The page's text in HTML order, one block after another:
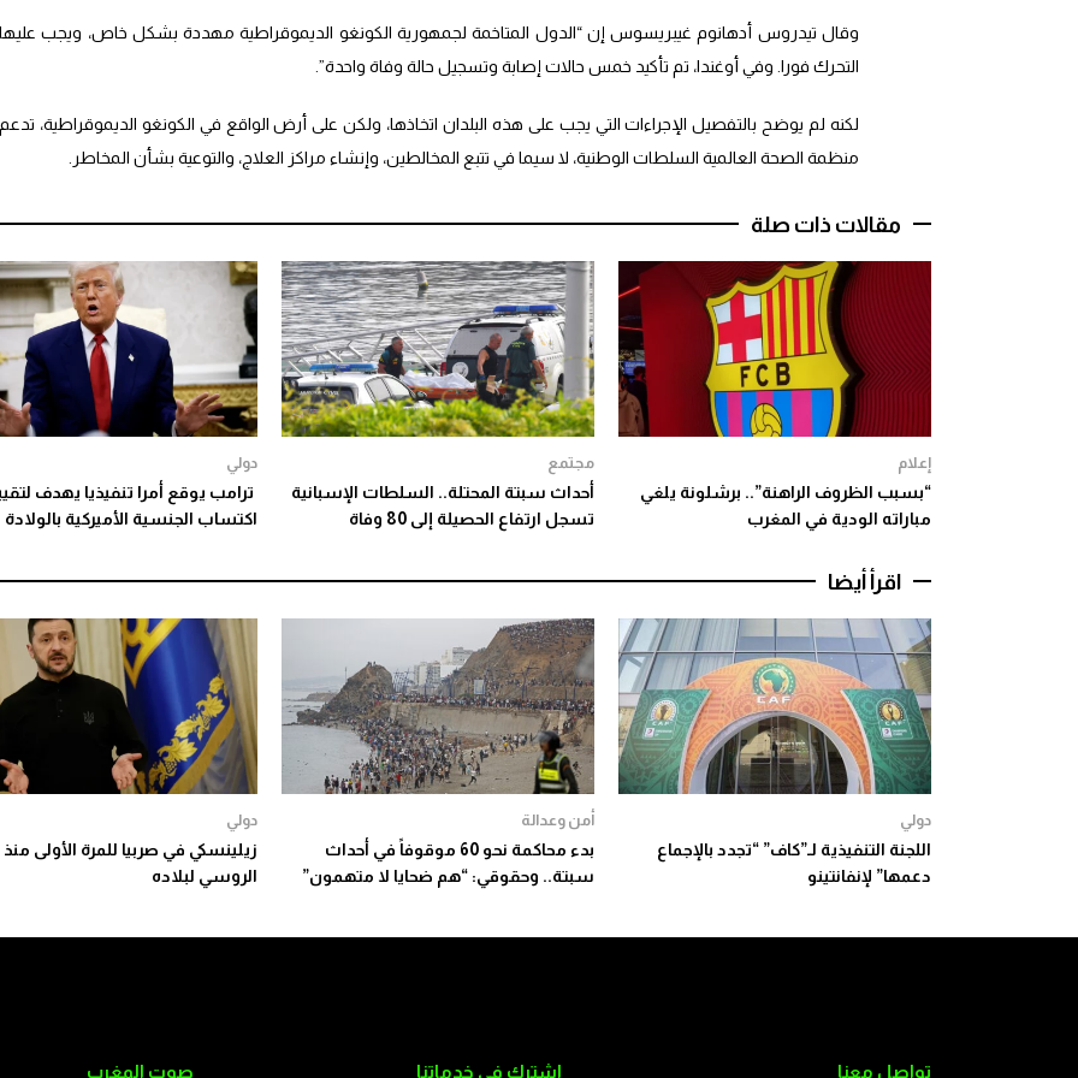
وقال تيدروس أدهانوم غيبريسوس إن “الدول المتاخمة لجمهورية الكونغو الديموقراطية مهددة بشكل خاص، ويجب عليها
التحرك فورا. وفي أوغندا، تم تأكيد خمس حالات إصابة وتسجيل حالة وفاة واحدة”.
لكنه لم يوضح بالتفصيل الإجراءات التي يجب على هذه البلدان اتخاذها، ولكن على أرض الواقع في الكونغو الديموقراطية، تدعم
منظمة الصحة العالمية السلطات الوطنية، لا سيما في تتبع المخالطين، وإنشاء مراكز العلاج، والتوعية بشأن المخاطر.
مقالات ذات صلة
إعلام
“بسبب الظروف الراهنة”.. برشلونة يلغي
مباراته الودية في المغرب
مجتمع
أحداث سبتة المحتلة.. السلطات الإسبانية
تسجل ارتفاع الحصيلة إلى 80 وفاة
دولي
ترامب يوقع أمرا تنفيذيا يهدف
اكتساب الجنسية الأميركية بالولادة
اقرأ أيضا
دولي
اللجنة التنفيذية لـ”كاف” “تجدد بالإجماع
دعمها” لإنفانتينو
أمن وعدالة
بدء محاكمة نحو 60 موقوفاً في أحداث
سبتة.. وحقوقي: “هم ضحايا لا متهمون”
دولي
زيلينسكي في صربيا للمرة الأولى منذ
الروسي لبلاده
تواصل معنا اشترك في خدماتنا صوت المغرب